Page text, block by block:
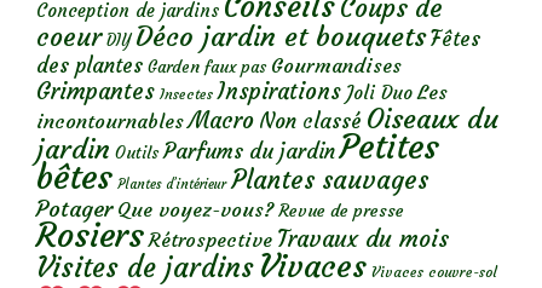
Conception de jardins
Coups de
coeur DIY Déco jardin et bouquetsFêtes
des plantes Garden faux pas Gourmandises
Grimpantes Insectes Inspirations Joli Duo Les
incontournables Macro Non classé Oiseaux du
jardin Outils Parfums du jardinPetites
bêtes Plantes d’intérieur Plantes sauvages
Potager Que voyez-vous? Revue de presse
Rosiers Rétrospective Travaux du mois
Visites de jardins Vivaces Vivaces couvre-sol